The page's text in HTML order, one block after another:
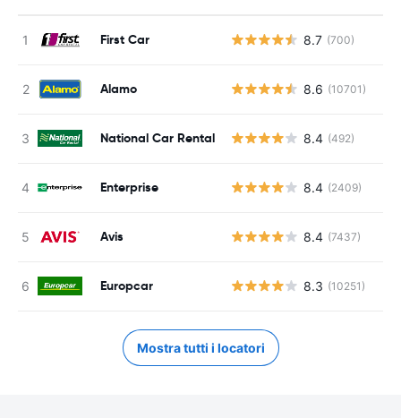
First Car 8.7 (700)
Alamo 8.6 (10701)
National Car Rental 8.4 (492)
Enterprise 8.4 (2409)
Avis 8.4 (7437)
Europcar 8.3 (10251)
Mostra tutti i locatori